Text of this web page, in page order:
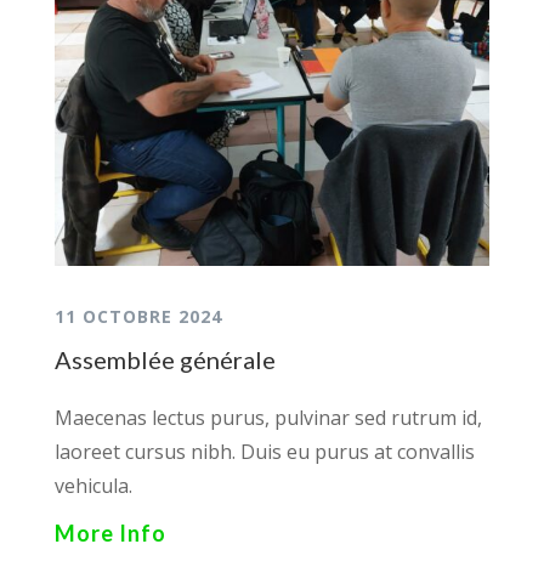
11 OCTOBRE 2024
Assemblée générale
Maecenas lectus purus, pulvinar sed rutrum id,
laoreet cursus nibh. Duis eu purus at convallis
vehicula.
More Info